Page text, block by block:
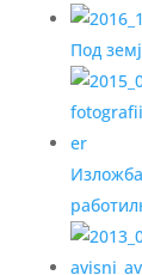
Под